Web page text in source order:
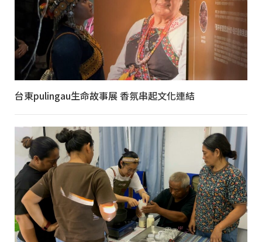
台東pulingau生命故事展 香氛串起文化連結